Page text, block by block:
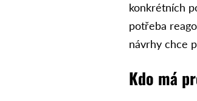
konkrétních
potřeba
návrhy chce
Kdo má